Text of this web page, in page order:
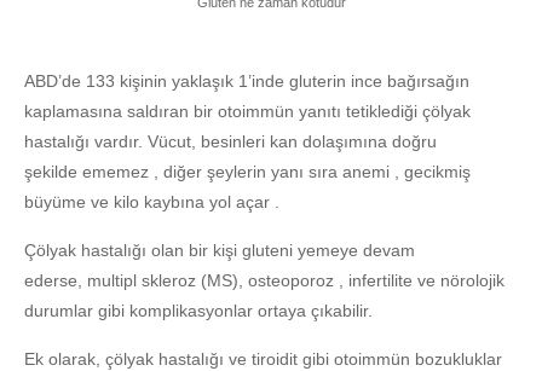
Gluten ne zaman kötüdür
ABD’de 133 kişinin yaklaşık 1’inde gluterin ince bağırsağın
kaplamasına saldıran bir otoimmün yanıtı tetiklediği çölyak
hastalığı vardır. Vücut, besinleri kan dolaşımına doğru
şekilde ememez , diğer şeylerin yanı sıra anemi , gecikmiş
büyüme ve kilo kaybına yol açar .
Çölyak hastalığı olan bir kişi gluteni yemeye devam
ederse, multipl skleroz (MS), osteoporoz , infertilite ve nörolojik
durumlar gibi komplikasyonlar ortaya çıkabilir.
Ek olarak, çölyak hastalığı ve tiroidit gibi otoimmün bozukluklar